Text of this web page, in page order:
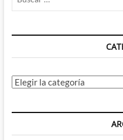
Categorías